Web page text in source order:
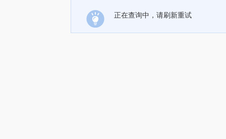
正在查询中，请刷新重试